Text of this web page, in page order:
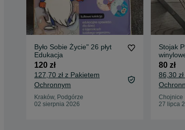
Było Sobie Życie" 26 płyt
Edukacja
120 zł
127,70 zł z Pakietem
Ochronnym
Kraków, Podgórze
02 sierpnia 2026
Stojak
80 zł
86,30
Chojnice
27 lipca